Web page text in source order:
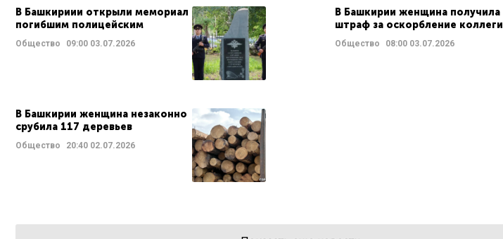
В Башкириии открыли мемориал
погибшим полицейским
Общество 09:00 03.07.2026
В Башкирии женщина получила
штраф за оскорбление коллеги
Общество 08:0003.07.2026
В Башкирии женщина незаконно
срубила 117 деревьев
Общество 20:40 02.07.2026